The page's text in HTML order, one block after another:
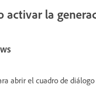
activar la
abrir el cuadro de